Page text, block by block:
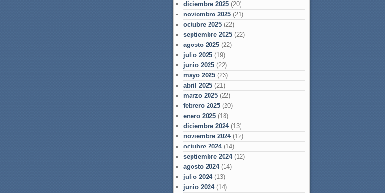
diciembre 2025 (20)
noviembre 2025 (21)
octubre 2025 (22)
septiembre 2025 (22)
agosto 2025 (22)
julio 2025 (19)
junio 2025 (22)
mayo 2025 (23)
abril 2025 (21)
marzo 2025 (22)
febrero 2025 (20)
enero 2025 (18)
diciembre 2024(13)
noviembre 2024(12)
octubre 2024(14)
septiembre 2024(12)
agosto 2024(14)
julio 2024(13)
junio 2024(14)